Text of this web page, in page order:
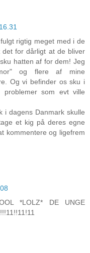
rigtig meget med i de
for dårligt at de bliver
hatten af for dem! Jeg
og flere af mine
Og vi befinder os sku i
som evt ville
i dagens Danmark skulle
et kig på deres egne
kommentere og ligefrem
*LOLZ* DE UNGE